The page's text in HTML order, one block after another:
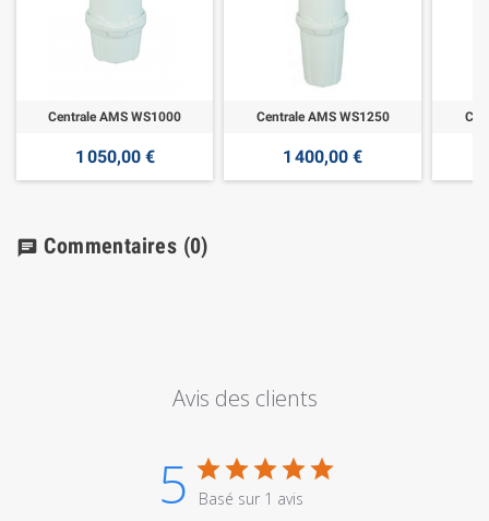
Centrale AMS WS1000
1 050,00 €
Centrale AMS WS1250
1 400,00 €
chat Commentaires (0)
Avis des clients
5 Basé sur 1 avis